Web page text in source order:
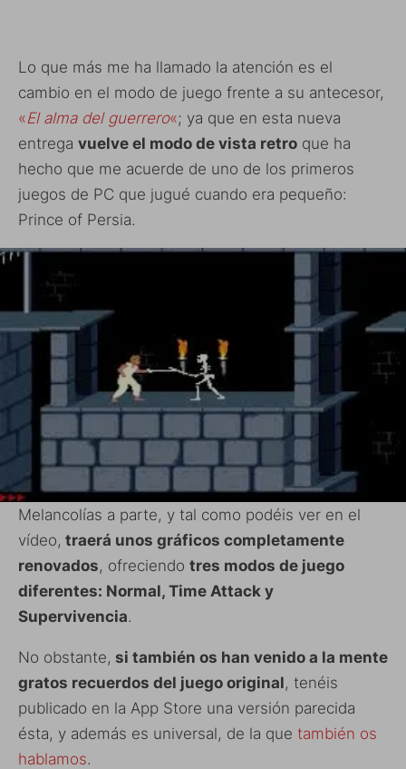
Lo que más me ha llamado la atención es el
cambio en el modo de juego frente a su antecesor,
«El alma del guerrero«; ya que en esta nueva
entrega vuelve el modo de vista retro que ha
hecho que me acuerde de uno de los primeros
juegos de PC que jugué cuando era pequeño:
Prince of Persia.
Melancolías a parte, y tal como podéis ver en el
vídeo, traerá unos gráficos completamente
renovados, ofreciendo tres modos de juego
diferentes: Normal, Time Attack y
Supervivencia.
No obstante, si también os han venido a la mente
gratos recuerdos del juego original, tenéis
publicado en la App Store una versión parecida
ésta, y además es universal, de la que también os
hablamos.